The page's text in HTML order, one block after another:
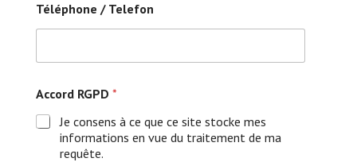
Téléphone / Telefon
Accord RGPD *
Je consens à ce que ce site stocke mes
informations en vue du traitement de ma
requête.